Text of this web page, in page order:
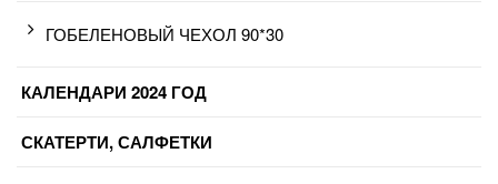
ГОБЕЛЕНОВЫЙ ЧЕХОЛ 90*30
КАЛЕНДАРИ 2024 ГОД
СКАТЕРТИ, САЛФЕТКИ